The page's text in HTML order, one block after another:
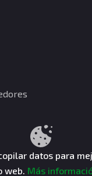
Términos y condiciones
Todos los
datos para
web. Más